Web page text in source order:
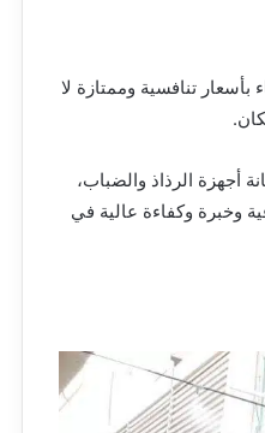
تنافسية وممتازة لا
أجهزة الرذاذ والضباب،
وخبرة وكفاءة عالية في